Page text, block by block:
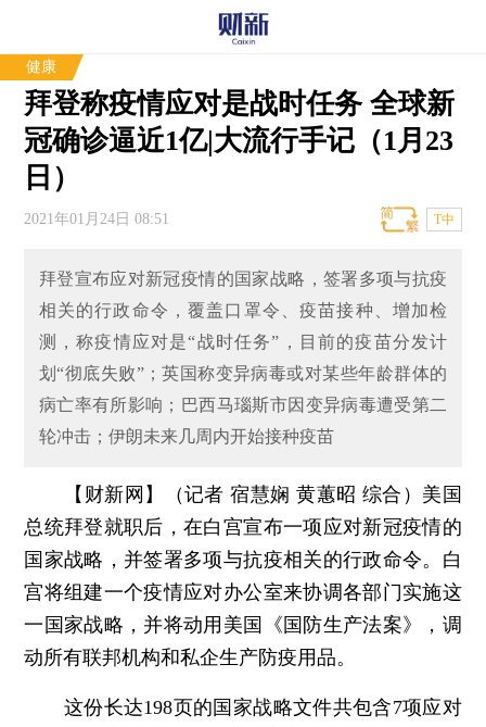
健康
拜登称疫情应对是战时任务 全球新
冠确诊逼近1亿|大流行手记（1月23
日）
2021年01月24日 08:51 T中
拜登宣布应对新冠疫情的国家战略，签署多项与抗疫
相关的行政命令，覆盖口罩令、疫苗接种、增加检
测，称疫情应对是“战时任务”，目前的疫苗分发计
划“彻底失败”；英国称变异病毒或对某些年龄群体的
病亡率有所影响；巴西马瑙斯市因变异病毒遭受第二
轮冲击；伊朗未来几周内开始接种疫苗
【财新网】（记者 宿慧娴 黄蕙昭 综合） 美国
总统拜登就职后，在白宫宣布一项应对新冠疫情的
国家战略，并签署多项与抗疫相关的行政命令。白
宫将组建一个疫情应对办公室来协调各部门实施这
一国家战略，并将动用美国《国防生产法案》，调
动所有联邦机构和私企生产防疫用品。
这份长达198页的国家战略文件共包含7项应对